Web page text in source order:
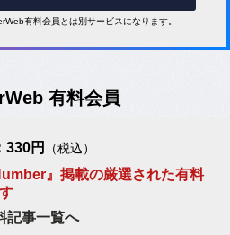
有料会員とは別サービスになります。
有料会員
330円 （税込）
』掲載の厳選された有料
記事一覧へ